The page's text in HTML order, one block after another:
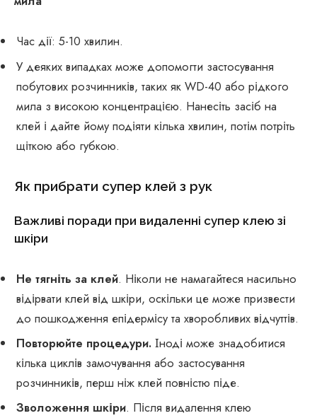
Час дії: 5-10 хвилин.
У деяких випадках може допомогти застосування
побутових розчинників, таких як WD-40 або рідкого
мила з високою концентрацією. Нанесіть засіб на
клей і дайте йому подіяти кілька хвилин, потім потріть
щіткою або губкою.
Як прибрати супер клей з рук
Важливі поради при видаленні супер клею зі
шкіри
Не тягніть за клей. Ніколи не намагайтеся насильно
відірвати клей від шкіри, оскільки це може призвести
до пошкодження епідермісу та хворобливих відчуттів.
Повторюйте процедури. Іноді може знадобитися
кілька циклів замочування або застосування
розчинників, перш ніж клей повністю піде.
Зволоження шкіри. Після видалення клею